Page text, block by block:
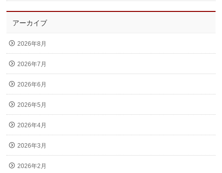
アーカイブ
2026年8月
2026年7月
2026年6月
2026年5月
2026年4月
2026年3月
2026年2月